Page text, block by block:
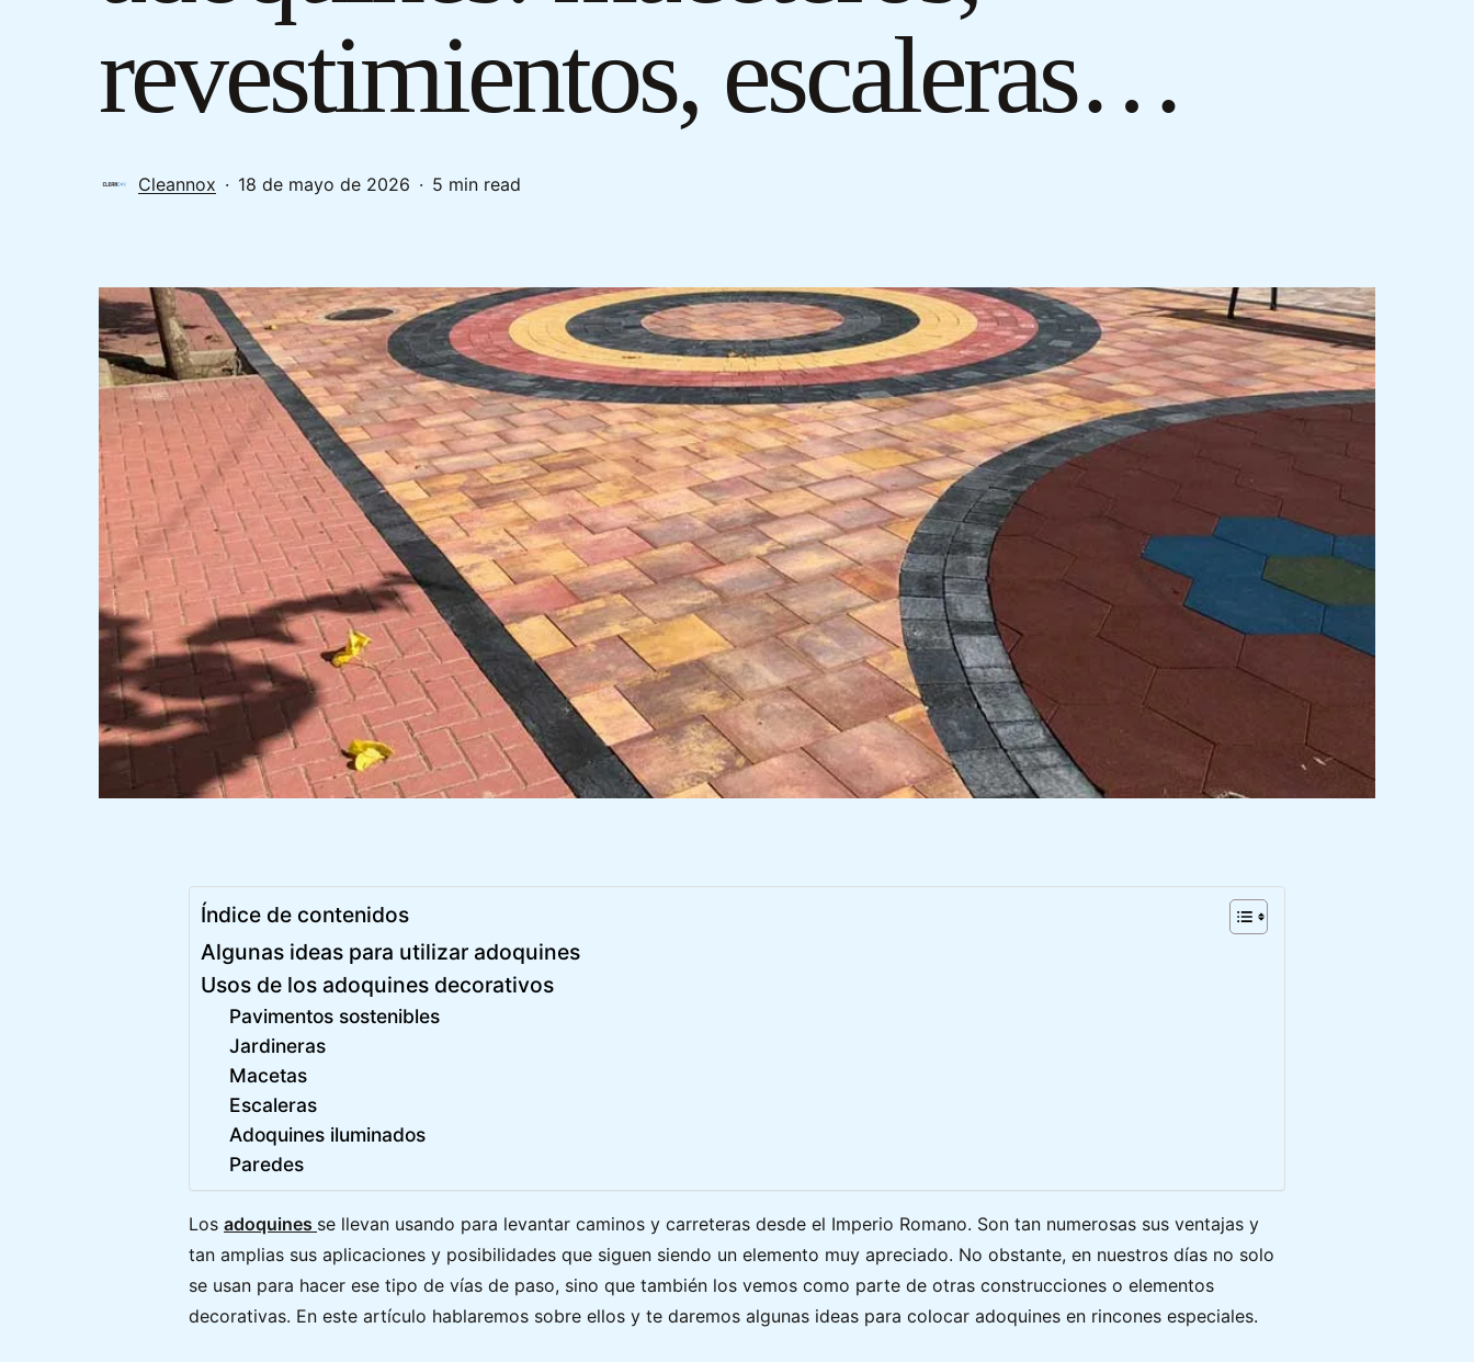
revestimientos, escaleras…
Cleannox 18 de mayo de 2026 5 min read
Índice de contenidos
Algunas ideas para utilizar adoquines
Usos de los adoquines decorativos
Pavimentos sostenibles
Jardineras
Macetas
Escaleras
Adoquines iluminados
Paredes
Los adoquines se llevan usando para levantar caminos y carreteras desde el Imperio Romano. Son tan numerosas sus ventajas y
tan amplias sus aplicaciones y posibilidades que siguen siendo un elemento muy apreciado. No obstante, en nuestros días no solo
se usan para hacer ese tipo de vías de paso, sino que también los vemos como parte de otras construcciones o elementos
decorativas. En este artículo hablaremos sobre ellos y te daremos algunas ideas para colocar adoquines en rincones especiales.